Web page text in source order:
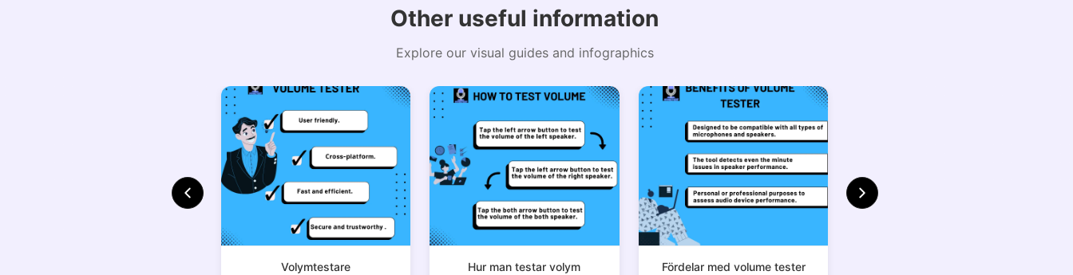
Copy Link
Other useful information
Explore our visual guides and infographics
Volymtestare Hur man testar volym Fördelar med volume tester